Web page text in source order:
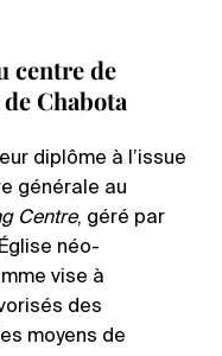
centre de
Chabota
diplôme à l’issue
générale au
Centre, géré par
néo-
vise à
des
moyens de